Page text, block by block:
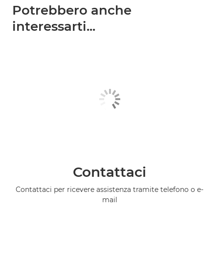
Potrebbero anche
interessarti...
Contattaci
Contattaci per ricevere assistenza tramite telefono o e-
mail